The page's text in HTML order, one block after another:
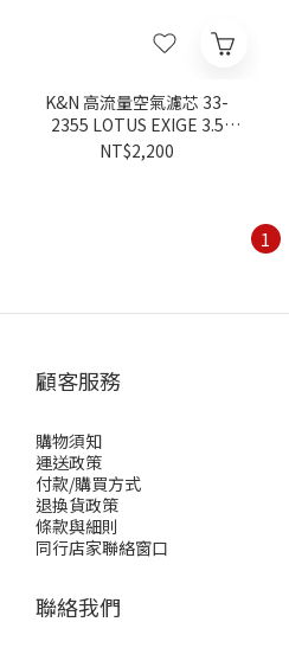
K&N 高流量空氣濾芯 33-
2355 LOTUS EXIGE 3.5
2013-
NT$2,200
1
顧客服務
購物須知
運送政策
付款/購買方式
退換貨政策
條款與細則
同行店家聯絡窗口
聯絡我們